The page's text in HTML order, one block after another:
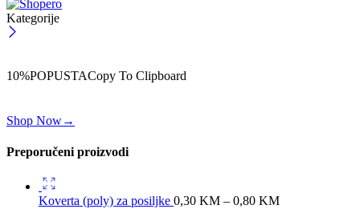
Kategorije
10%POPUSTACopy To Clipboard
Shop Now→
Preporučeni proizvodi
Koverta (poly) za posiljke 0,30 KM – 0,80 KM